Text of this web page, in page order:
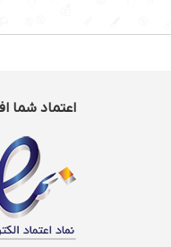
اعتماد شما